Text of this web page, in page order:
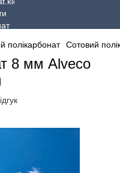
полікарбонат Сотовий
8 мм Alveco